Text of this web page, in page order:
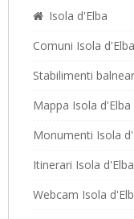
Isola d'Elba
Comuni Isola d'Elba
Stabilimenti
Mappa Isola d'Elba
Monumenti Isola
Itinerari Isola d'Elba
Webcam Isola